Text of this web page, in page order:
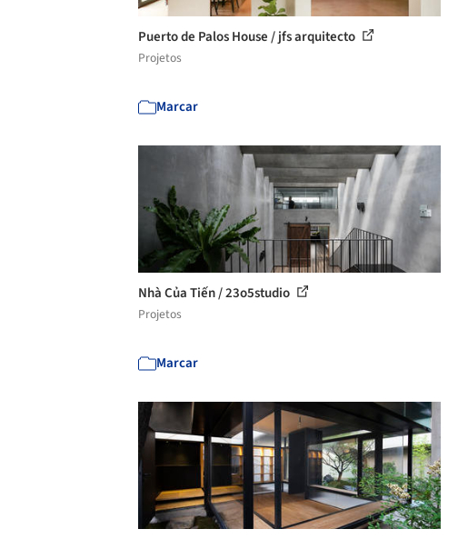
Puerto de Palos House / jfs arquitecto
Projetos
Marcar
Nhà Của Tiến / 23o5studio
Projetos
Marcar